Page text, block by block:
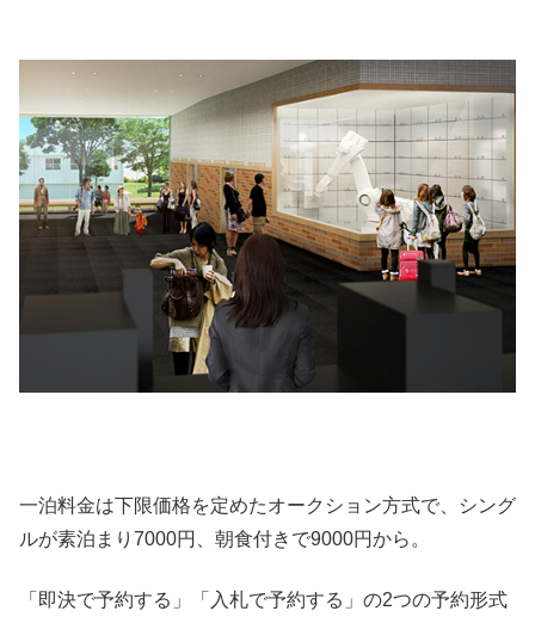
一泊料金は下限価格を定めたオークション方式で、シング
ルが素泊まり7000円、朝食付きで9000円から。
「即決で予約する」「入札で予約する」の2つの予約形式